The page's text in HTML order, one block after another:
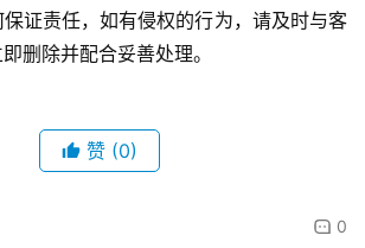
证责任，如有侵权的行为，请及时与客
删除并配合妥善处理。
赞 (0)
0